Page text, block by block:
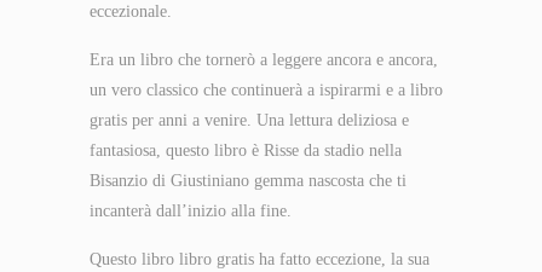
eccezionale.
Era un libro che tornerò a leggere ancora e ancora,
un vero classico che continuerà a ispirarmi e a libro
gratis per anni a venire. Una lettura deliziosa e
fantasiosa, questo libro è Risse da stadio nella
Bisanzio di Giustiniano gemma nascosta che ti
incanterà dall’inizio alla fine.
Questo libro libro gratis ha fatto eccezione, la sua